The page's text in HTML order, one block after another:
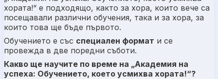
хората!“ е подходящо, както за хора, които вече са
посещавали различни обучения, така и за хора, за
които това ще бъде първото.
Обучението е със специален формат и се
провежда в две поредни съботи.
Какво ще научите по време на „Академия на
успеха: Обучението, което усмихва хората!“?